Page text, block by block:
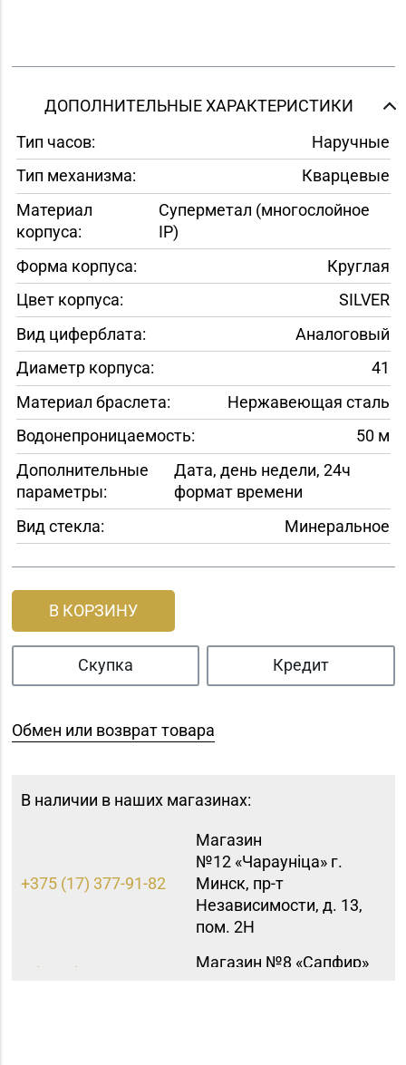
ДОПОЛНИТЕЛЬНЫЕ ХАРАКТЕРИСТИКИ
Тип часов:
Наручные
Тип механизма:
Кварцевые
Материал
корпуса:
Суперметал (многослойное
IP)
Форма корпуса:
Круглая
Цвет корпуса:
SILVER
Вид циферблата:
Аналоговый
Диаметр корпуса:
41
Материал браслета:
Нержавеющая сталь
Водонепроницаемость:
50 м
Дополнительные
параметры:
Дата, день недели, 24ч
формат времени
Вид стекла:
Минеральное
В КОРЗИНУ
Скупка Кредит
Обмен или возврат товара
В наличии в наших магазинах:
+375 (17) 377-91-82
Магазин
№12 «Чараунiца» г.
Минск, пр-т
Независимости, д. 13,
пом. 2Н
8 (0163) 67-68-03, 67-
Магазин №8 «Сапфир»